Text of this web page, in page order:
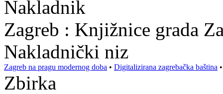
Nakladnik
Zagreb : Knjižnice grada
Nakladnički niz
Zagreb na pragu modernog doba • Digitalizirana zagrebačka baština
Zbirka